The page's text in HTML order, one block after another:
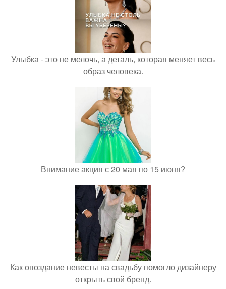
Улыбка - это не мелочь, а деталь, которая меняет весь
образ человека.
Внимание акция с 20 мая по 15 июня?
Как опоздание невесты на свадьбу помогло дизайнеру
открыть свой бренд.